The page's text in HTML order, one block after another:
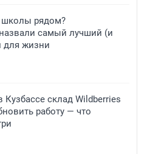
рядом?
самый лучший (и
для жизни
склад Wildberries
работу — что